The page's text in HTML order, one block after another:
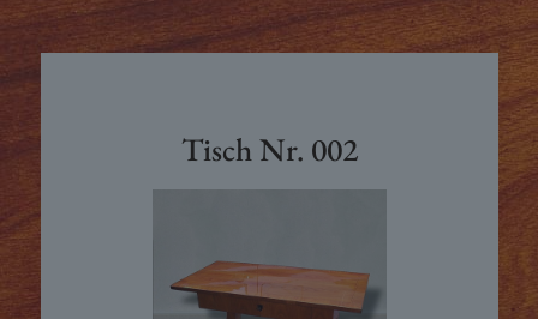
Tisch Nr. 002